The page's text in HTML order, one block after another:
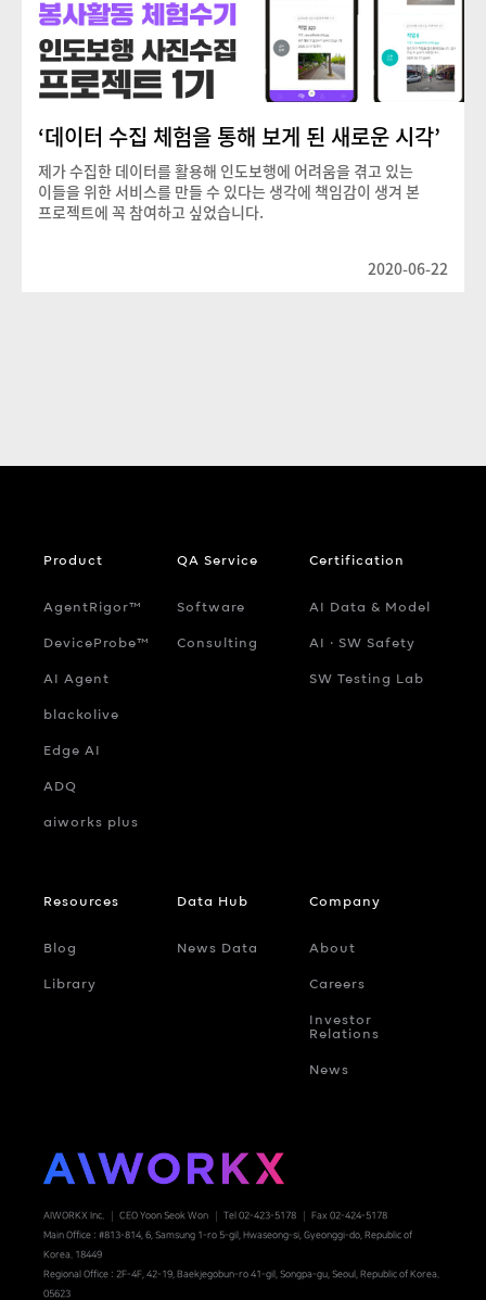
‘데이터 수집 체험을 통해 보게 된 새로운 시각’
제가 수집한 데이터를 활용해 인도보행에 어려움을 겪고 있는
이들을 위한 서비스를 만들 수 있다는 생각에 책임감이 생겨 본
프로젝트에 꼭 참여하고 싶었습니다.
2020-06-22
AIWORKX Inc. CEO Yoon Seok Won Tel 02-423-5178
Fax 02-424-5178
Main Office : #813-814, 6, Samsung 1-ro 5-gil, Hwaseong-si, Gyeonggi-do, Republic of
Korea. 18449
Regional Office : 2F-4F, 42-19, Baekjegobun-ro 41-gil, Songpa-gu, Seoul, Republic of Korea.
05623
Product
AgentRigor™
DeviceProbe™
AI Agent
blackolive
Edge AI
ADQ
aiworks plus
QA Service
Software
Consulting
Certification
AI Data & Model
AI ‧ SW Safety
SW Testing Lab
Resources
Blog
Library
Data Hub
News Data
Company
About
Careers
Investor
Relations
News